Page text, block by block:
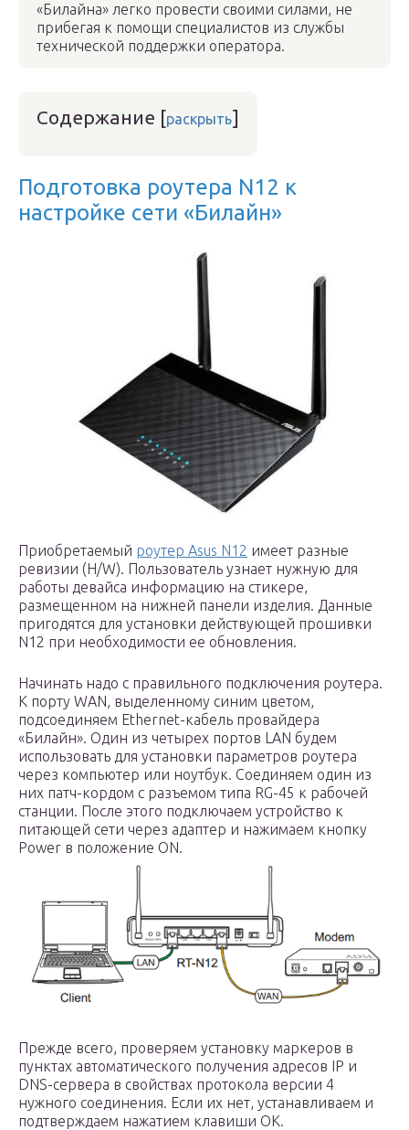
«Билайна» легко провести своими силами, не
прибегая к помощи специалистов из службы
технической поддержки оператора.
Содержание [раскрыть]
Подготовка роутера N12 к
настройке сети «Билайн»
Приобретаемый роутер Asus N12 имеет разные
ревизии (H/W). Пользователь узнает нужную для
работы девайса информацию на стикере,
размещенном на нижней панели изделия. Данные
пригодятся для установки действующей прошивки
N12 при необходимости ее обновления.
Начинать надо с правильного подключения роутера.
К порту WAN, выделенному синим цветом,
подсоединяем Ethernet-кабель провайдера
«Билайн». Один из четырех портов LAN будем
использовать для установки параметров роутера
через компьютер или ноутбук. Соединяем один из
них патч-кордом с разъемом типа RG-45 к рабочей
станции. После этого подключаем устройство к
питающей сети через адаптер и нажимаем кнопку
Power в положение ON.
Прежде всего, проверяем установку маркеров в
пунктах автоматического получения адресов IP и
DNS-сервера в свойствах протокола версии 4
нужного соединения. Если их нет, устанавливаем и
подтверждаем нажатием клавиши OK.